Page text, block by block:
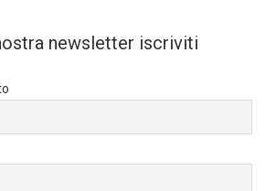
newsletter iscriviti